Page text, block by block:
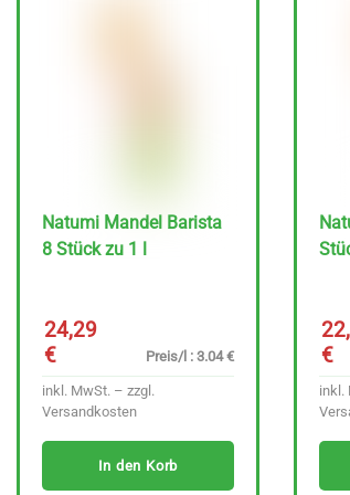
Natumi Mandel Barista
8 Stück zu 1 l
24,29
€
Preis/l : 3.04 €
inkl. MwSt. – zzgl.
Versandkosten
In den Korb
€
inkl.